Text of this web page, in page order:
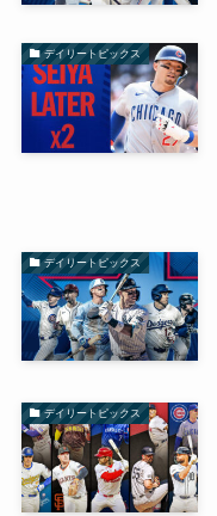
デイリートピックス
デイリートピックス
デイリートピックス